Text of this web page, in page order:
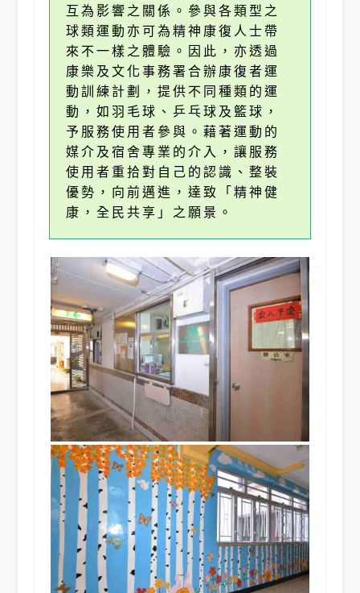
互為影響之關係。參與各類型之
球類運動亦可為精神康復人士帶
來不一樣之體驗。因此，亦透過
康樂及文化事務署合辦康復者運
動訓練計劃，提供不同種類的運
動，如羽毛球、乒乓球及籃球，
予服務使用者參與。藉著運動的
媒介及宿舍專業的介入，讓服務
使用者重拾對自己的認識、整裝
優勢，向前邁進，達致「精神健
康，全民共享」之願景。